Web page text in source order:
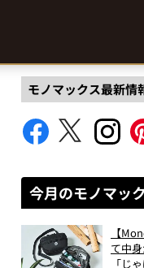
モノマックス最新情
今月のモノマッ
【
て中
「じ